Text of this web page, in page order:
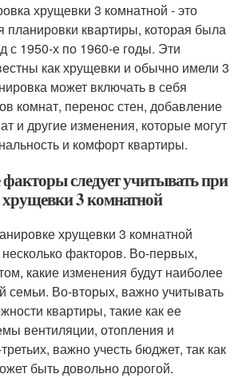
хрущевки 3 комнатной - это
планировки квартиры, которая была
с 1950-х по 1960-е годы. Эти
как хрущевки и обычно имели 3
может включать в себя
комнат, перенос стен, добавление
и другие изменения, которые могут
и комфорт квартиры.
следует учитывать при
3 комнатной
хрущевки 3 комнатной
факторов. Во-первых,
какие изменения будут наиболее
семьи. Во-вторых, важно учитывать
квартиры, такие как ее
вентиляции, отопления и
важно учесть бюджет, так как
быть довольно дорогой.